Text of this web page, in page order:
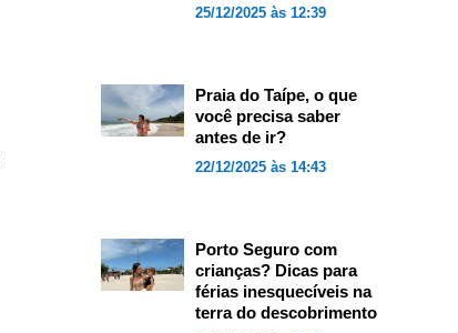
25/12/2025 às 12:39
Praia do Taípe, o que
você precisa saber
antes de ir?
22/12/2025 às 14:43
Porto Seguro com
crianças? Dicas para
férias inesquecíveis na
terra do descobrimento